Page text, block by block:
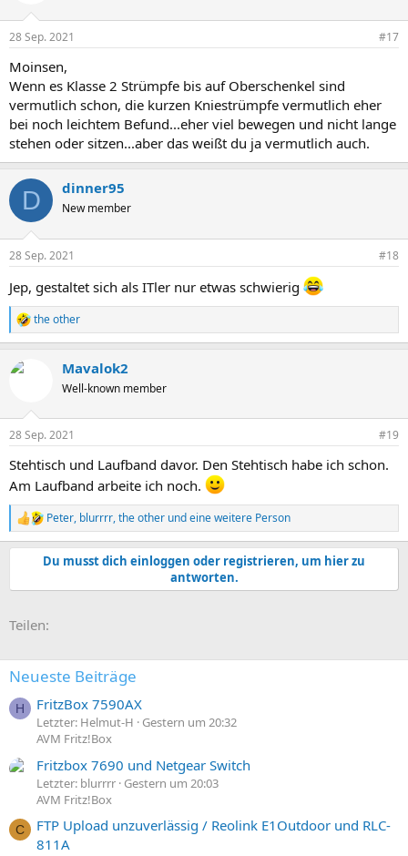
28 Sep. 2021 #17
Moinsen,
Wenn es Klasse 2 Strümpfe bis auf Oberschenkel sind
vermutlich schon, die kurzen Kniestrümpfe vermutlich eher
bei noch leichtem Befund...eher viel bewegen und nicht lange
stehen oder sitzen...aber das weißt du ja vermutlich auch.
D dinner95
New member
28 Sep. 2021 #18
Jep, gestaltet sich als ITler nur etwas schwierig
R
e
k
e
:
the other
Mavalok2
Well-known member
28 Sep. 2021 #19
Stehtisch und Laufband davor. Den Stehtisch habe ich schon.
Am Laufband arbeite ich noch.
R
e
a
n
:
Peter, blurrrr,the other und eine weitere Person
Du musst dich einloggen oder registrieren, um hier zu
antworten.
Teilen:
Neueste Beiträge
H FritzBox 7590AX
Letzter: Helmut-H
Gestern um 20:32
AVM Fritz!Box
Fritzbox 7690 und Netgear Switch
Letzter: blurrrr Gestern um 20:03
AVM Fritz!Box
C
FTP Upload unzuverlässig / Reolink E1Outdoor und RLC-
811A